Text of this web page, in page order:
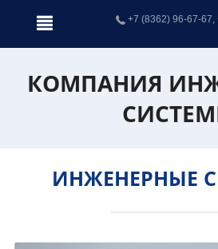
+7 (8362) 96-67-67,
КОМПАНИЯ
ИНЖЕНЕРНЫЕ